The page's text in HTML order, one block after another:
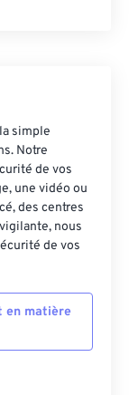
simple
Notre
de vos
une vidéo ou
des centres
nous
de vos
en matière